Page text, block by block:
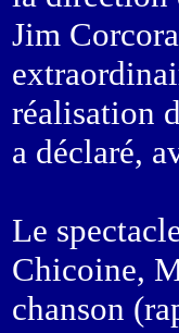
Jim
réalisation
a déclaré,
Le
Chicoine,
chanson